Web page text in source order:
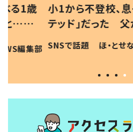
る1歳
…母
現行
編集部
小1から不登校、息
テッド」だった 父
食”を作り続ける
和の親 #令和の子
SNSで話題 ほ・とせ